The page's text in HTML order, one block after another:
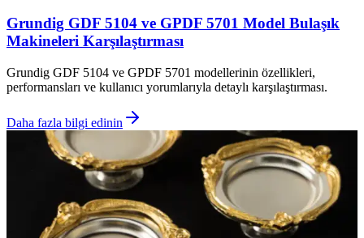
Grundig GDF 5104 ve GPDF 5701 Model Bulaşık
Makineleri Karşılaştırması
Grundig GDF 5104 ve GPDF 5701 modellerinin özellikleri,
performansları ve kullanıcı yorumlarıyla detaylı karşılaştırması.
Daha fazla bilgi edinin